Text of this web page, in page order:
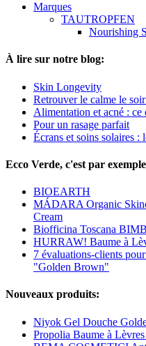
Marques
TAUTROPFEN
Nourishing
À lire sur notre blog:
Skin Longevity
Retrouver le calme le
Alimentation et acné :
Pour un rasage parfait
Écrans et soins solaires :
Ecco Verde, c'est par
BIOEARTH
MÁDARA Organic
Cream
Biofficina Toscana
HURRAW! Baume à
7 évaluations-clients
"Golden Brown"
Nouveaux produits:
Niyok Gel Douche
Propolia Baume à